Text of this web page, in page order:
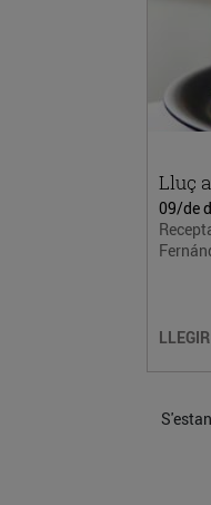
Lluç
09/de